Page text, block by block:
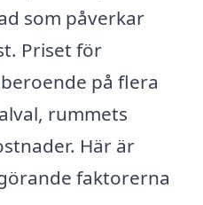
som påverkar
Priset för
på flera
rummets
Här är
faktorerna